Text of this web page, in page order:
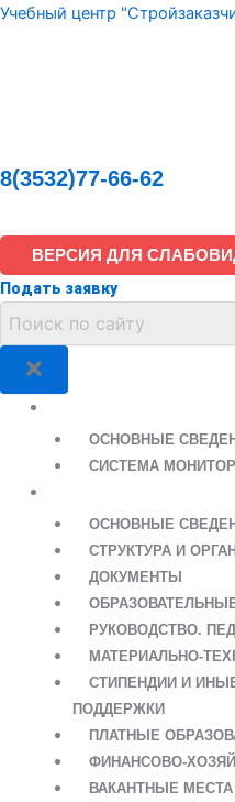
Перейти
Учебный центр
8(3532)77-66-62
ВЕРСИЯ ДЛЯ
Подать заявку
ОСНОВНЫЕ
СИСТЕМА
ОСНОВНЫЕ
СТРУКТУРА И
ДОКУМЕНТЫ
РУКОВОДСТВО.
МАТЕРИАЛЬНО-
СТИПЕНДИИ И
ПОДДЕРЖКИ
ПЛАТНЫЕ
ФИНАНСОВО-
ВАКАНТНЫЕ